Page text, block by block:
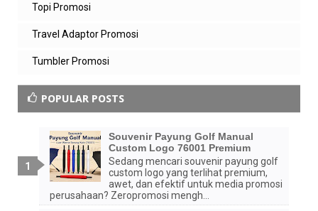
Topi Promosi
Travel Adaptor Promosi
Tumbler Promosi
POPULAR POSTS
Souvenir Payung Golf Manual
Custom Logo 76001 Premium
Sedang mencari souvenir payung golf
custom logo yang terlihat premium,
awet, dan efektif untuk media promosi
perusahaan? Zeropromosi mengh...